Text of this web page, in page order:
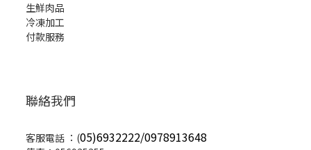
生鮮肉品
冷凍加工
付款服務
聯絡我們
客服電話 ：(05)6932222/0978913648